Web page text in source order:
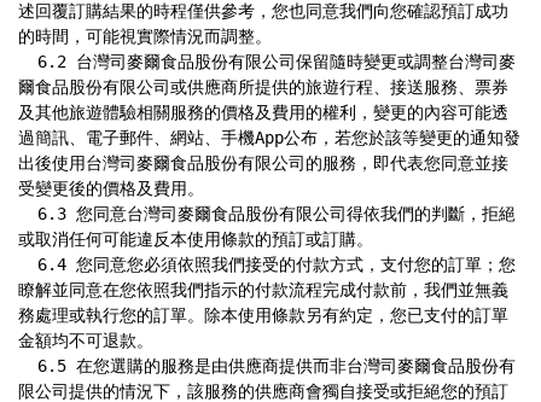
述回覆訂購結果的時程僅供參考，您也同意我們向您確認預訂成功
的時間，可能視實際情況而調整。
爾食品股份有限公司或供應商所提供的旅遊行程、接送服務、票券
及其他旅遊體驗相關服務的價格及費用的權利，變更的內容可能透
過簡訊、電子郵件、網站、手機App公布，若您於該等變更的通知發
出後使用台灣司麥爾食品股份有限公司的服務，即代表您同意並接
受變更後的價格及費用。
或取消任何可能違反本使用條款的預訂或訂購。
瞭解並同意在您依照我們指示的付款流程完成付款前，我們並無義
務處理或執行您的訂單。除本使用條款另有約定，您已支付的訂單
金額均不可退款。
限公司提供的情況下，該服務的供應商會獨自接受或拒絕您的預訂